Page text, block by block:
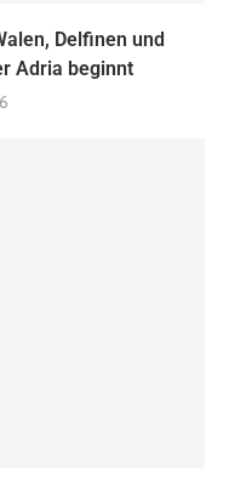
Delfinen und
Adria beginnt